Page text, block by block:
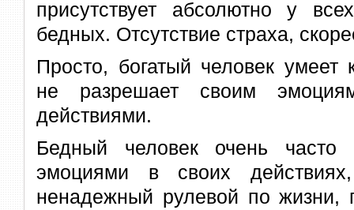
присутствует абсолютно у
бедных. Отсутствие страха,
Просто, богатый человек умеет
не разрешает своим
действиями.
Бедный человек очень часто
эмоциями в своих
ненадежный рулевой по жизни,